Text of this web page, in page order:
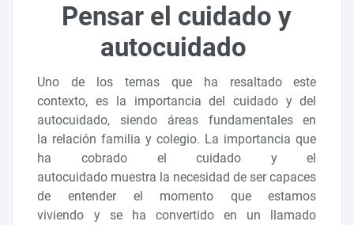
Pensar el cuidado y
autocuidado
Uno de los temas que ha resaltado este
contexto, es la importancia del cuidado y del
autocuidado, siendo áreas fundamentales en
la relación familia y colegio. La importancia que
ha cobrado el cuidado y el
autocuidado muestra la necesidad de ser capaces
de entender el momento que estamos
viviendo y se ha convertido en un llamado